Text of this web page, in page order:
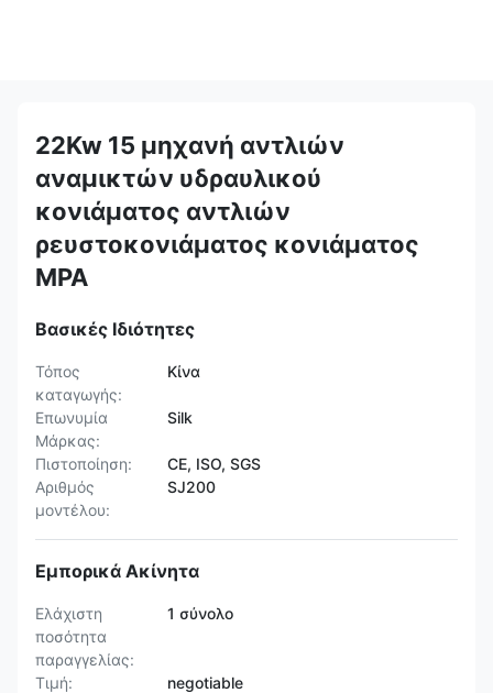
22Kw 15 μηχανή αντλιών
αναμικτών υδραυλικού
κονιάματος αντλιών
ρευστοκονιάματος κονιάματος
MPA
Βασικές Ιδιότητες
Τόπος
καταγωγής:
Κίνα
Επωνυμία
Μάρκας:
Silk
Πιστοποίηση:
CE, ISO, SGS
Αριθμός
μοντέλου:
SJ200
Εμπορικά Ακίνητα
Ελάχιστη
ποσότητα
παραγγελίας:
1 σύνολο
Τιμή:
negotiable